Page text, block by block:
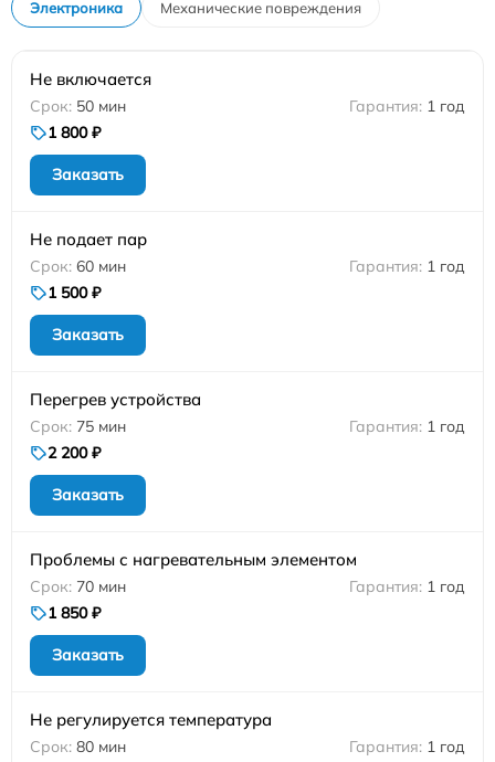
Электроника Механические повреждения
Не включается
50 мин
1 год
1 800 ₽
Заказать
Не подает пар
60 мин
1 год
1 500 ₽
Заказать
Перегрев устройства
75 мин
1 год
2 200 ₽
Заказать
Проблемы с нагревательным элементом
70 мин
1 год
1 850 ₽
Заказать
Не регулируется температура
80 мин
1 год